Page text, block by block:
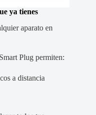
ya tienes
aparato en
Plug permiten:
a distancia